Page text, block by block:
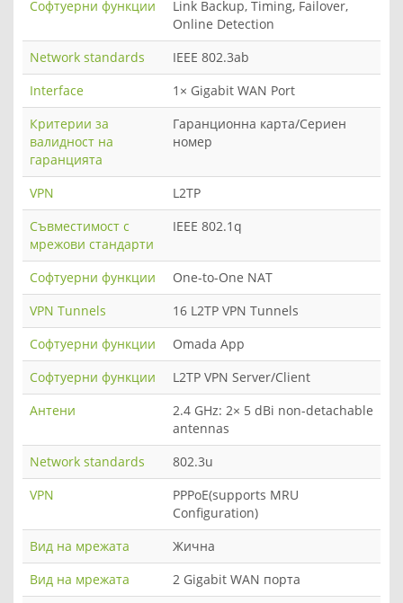
Софтуерни функции
Link Backup, Timing, Failover,
Online Detection
Network standards
IEEE 802.3ab
Interface
1× Gigabit WAN Port
Критерии за
валидност на
гаранцията
Гаранционна карта/Сериен
номер
VPN
L2TP
Съвместимост с
мрежови стандарти
IEEE 802.1q
Софтуерни функции
One-to-One NAT
VPN Tunnels
16 L2TP VPN Tunnels
Софтуерни функции
Omada App
Софтуерни функции
L2TP VPN Server/Client
Антени
2.4 GHz: 2× 5 dBi non-detachable
antennas
Network standards
802.3u
VPN
PPPoE(supports MRU
Configuration)
Вид на мрежата
Жична
Вид на мрежата
2 Gigabit WAN порта